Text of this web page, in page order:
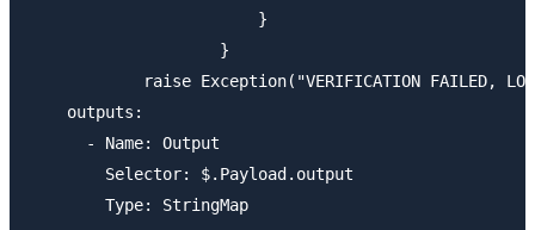
                        }
                    }
raise Exception("VERIFICATION FAILED,
    outputs:
      - Name: Output
        Selector: $.Payload.output